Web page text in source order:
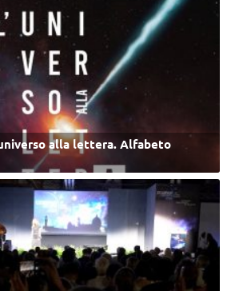
alla lettera. Alfabeto